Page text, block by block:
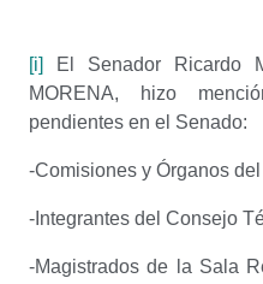
[i]
El Senador Ricardo
MORENA, hizo
pendientes en el Senado:
-Comisiones y Órganos
-Integrantes del Consejo
-Magistrados de la Sala